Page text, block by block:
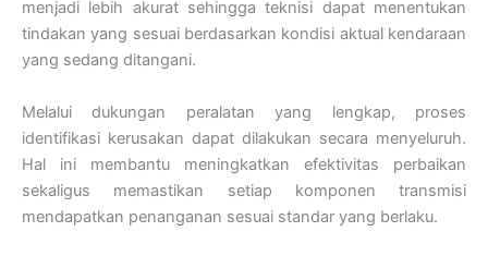
menjadi lebih akurat sehingga teknisi dapat menentukan
tindakan yang sesuai berdasarkan kondisi aktual kendaraan
yang sedang ditangani.
Melalui dukungan peralatan yang lengkap, proses
identifikasi kerusakan dapat dilakukan secara menyeluruh.
Hal ini membantu meningkatkan efektivitas perbaikan
sekaligus memastikan setiap komponen transmisi
mendapatkan penanganan sesuai standar yang berlaku.